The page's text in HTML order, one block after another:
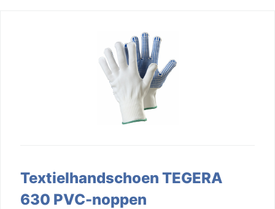
Textielhandschoen TEGERA
630 PVC-noppen